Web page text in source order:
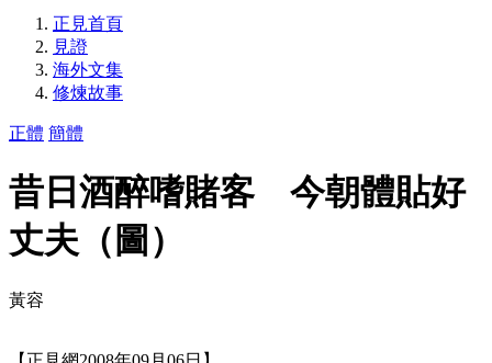
正見首頁
見證
海外文集
修煉故事
正體 簡體
昔日酒醉嗜賭客 今朝體貼好
丈夫（圖）
黃容